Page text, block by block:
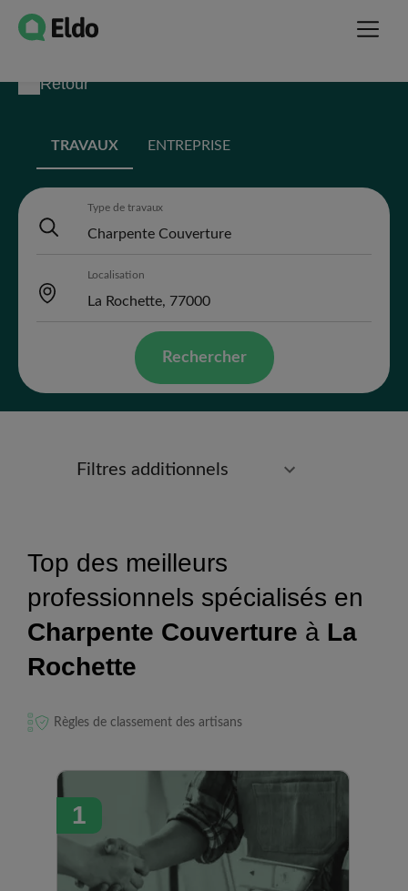
Retour
TRAVAUX ENTREPRISE
Type de travaux
Localisation
Rechercher
Filtres additionnels
Top des meilleurs
professionnels spécialisés en
Charpente Couverture à La
Rochette
Règles de classement des artisans
1